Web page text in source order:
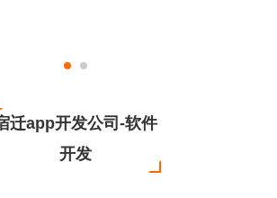
迁app开发公司-软件
开发